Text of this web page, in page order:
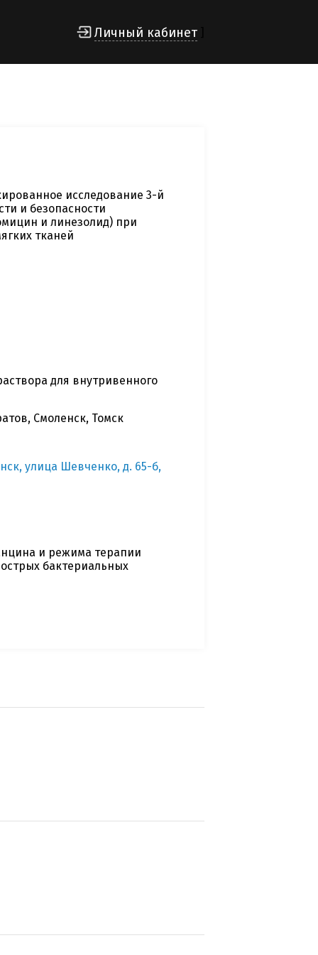
Личный кабинет
исследование 3-й
и безопасности
и линезолид) при
тканей
для внутривенного
Смоленск, Томск
улица Шевченко, д. 65-б,
и режима терапии
бактериальных